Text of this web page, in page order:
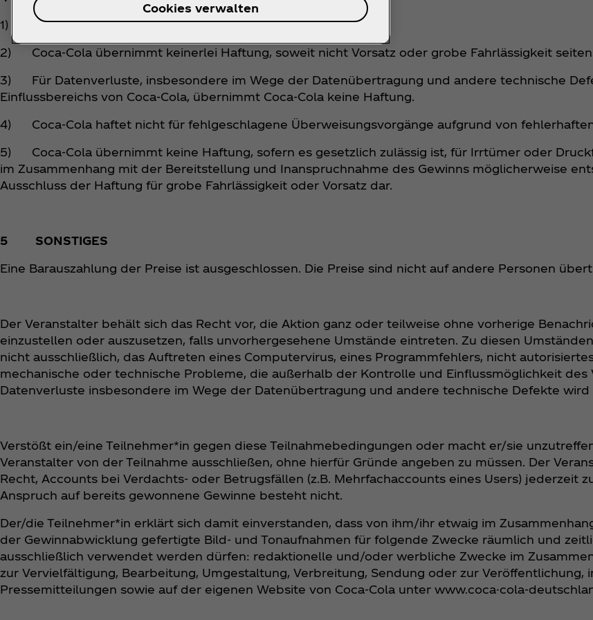
1) Alle Angaben erfolgen ohne Gewähr.
2) Coca‑Cola übernimmt keinerlei Haftung, soweit nicht Vorsatz oder grobe Fahrlässigkeit
3) Für Datenverluste, insbesondere im Wege der Datenübertragung und andere technische
Einflussbereichs von Coca‑Cola, übernimmt Coca‑Cola keine Haftung.
4) Coca‑Cola haftet nicht für fehlgeschlagene Überweisungsvorgänge aufgrund von
5) Coca‑Cola übernimmt keine Haftung, sofern es gesetzlich zulässig ist, für Irrtümer oder
im Zusammenhang mit der Bereitstellung und Inanspruchnahme des Gewinns möglicherweise
Ausschluss der Haftung für grobe Fahrlässigkeit oder Vorsatz dar.
5 SONSTIGES
Eine Barauszahlung der Preise ist ausgeschlossen. Die Preise sind nicht auf andere Personen
Der Veranstalter behält sich das Recht vor, die Aktion ganz oder teilweise ohne vorherige
einzustellen oder auszusetzen, falls unvorhergesehene Umstände eintreten. Zu diesen
nicht ausschließlich, das Auftreten eines Computervirus, eines Programmfehlers, nicht
mechanische oder technische Probleme, die außerhalb der Kontrolle und Einflussmöglichkeit des
Datenverluste insbesondere im Wege der Datenübertragung und andere technische Defekte
Verstößt ein/eine Teilnehmer*in gegen diese Teilnahmebedingungen oder macht er/sie
Veranstalter von der Teilnahme ausschließen, ohne hierfür Gründe angeben zu müssen. Der
Recht, Accounts bei Verdachts- oder Betrugsfällen (z.B. Mehrfachaccounts eines Users) jederzeit
Anspruch auf bereits gewonnene Gewinne besteht nicht.
Der/die Teilnehmer*in erklärt sich damit einverstanden, dass von ihm/ihr etwaig im
der Gewinnabwicklung gefertigte Bild- und Tonaufnahmen für folgende Zwecke räumlich und
ausschließlich verwendet werden dürfen: redaktionelle und/oder werbliche Zwecke im
zur Vervielfältigung, Bearbeitung, Umgestaltung, Verbreitung, Sendung oder zur Veröffentlichung,
Pressemitteilungen sowie auf der eigenen Website von Coca‑Cola unter www.coca-cola-
Cookies verwalten